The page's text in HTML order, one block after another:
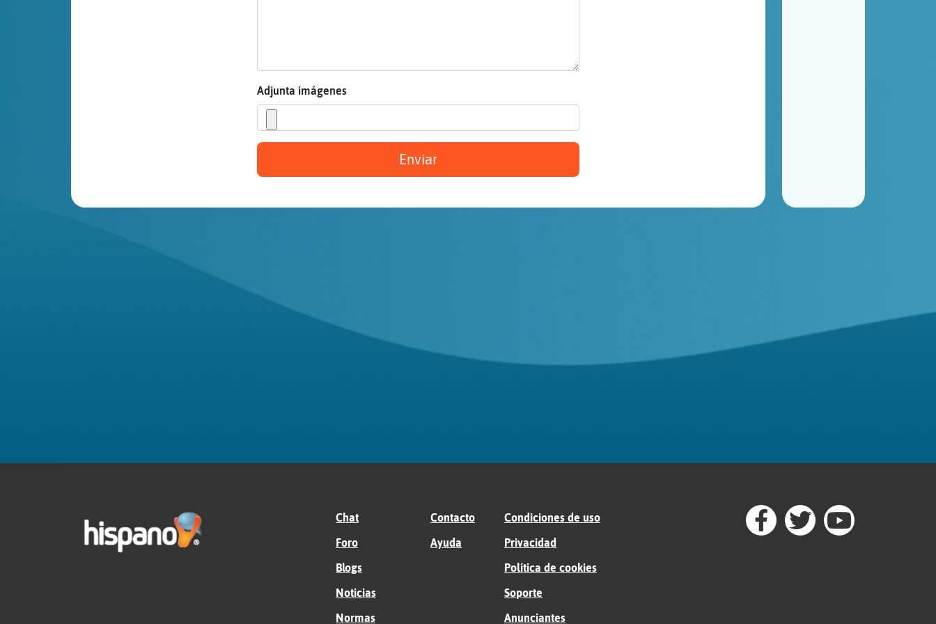
Adjunta imágenes
Enviar
Chat
Foro
Blogs
Noticias
Normas
Contacto
Ayuda
Condiciones de uso
Privacidad
Política de cookies
Soporte
Anunciantes